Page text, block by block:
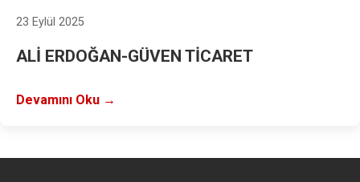
23 Eylül 2025
ALİ ERDOĞAN-GÜVEN TİCARET
Devamını Oku →